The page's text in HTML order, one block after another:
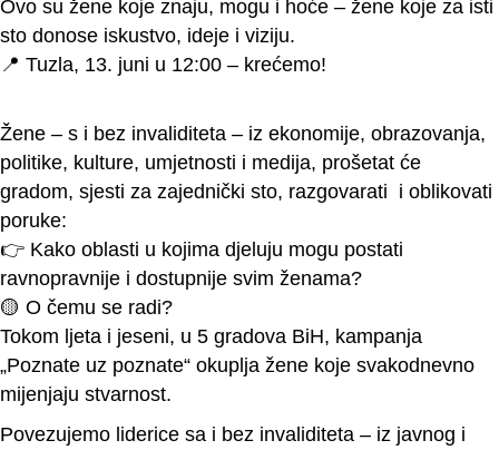
Ovo su žene koje znaju, mogu i hoće – žene koje za isti
sto donose iskustvo, ideje i viziju.
📍 Tuzla, 13. juni u 12:00 – krećemo!
Žene – s i bez invaliditeta – iz ekonomije, obrazovanja,
politike, kulture, umjetnosti i medija, prošetat će
gradom, sjesti za zajednički sto, razgovarati i oblikovati
poruke:
👉 Kako oblasti u kojima djeluju mogu postati
ravnopravnije i dostupnije svim ženama?
🟡 O čemu se radi?
Tokom ljeta i jeseni, u 5 gradova BiH, kampanja
„Poznate uz poznate“ okuplja žene koje svakodnevno
mijenjaju stvarnost.
Povezujemo liderice sa i bez invaliditeta – iz javnog i